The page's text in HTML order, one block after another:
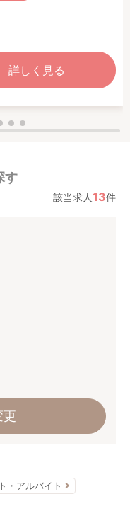
詳しく見る
す
該当求人13件
更
・アルバイト